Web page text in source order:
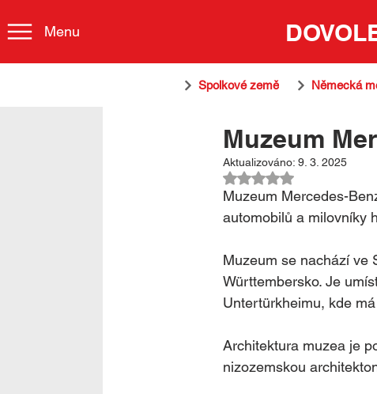
Menu
Spolkové země Německá
Muzeum
Aktualizováno: 9. 3. 2025
Hodnoceno NaN z 5
Muzeum Mercedes-
automobilů a milovníky
Muzeum se nachází ve
Württembersko. Je
Untertürkheimu, kde
Architektura muzea je
nizozemskou